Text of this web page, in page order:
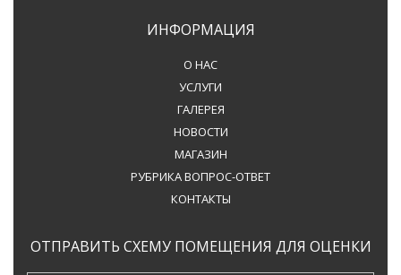
ИНФОРМАЦИЯ
О НАС
УСЛУГИ
ГАЛЕРЕЯ
НОВОСТИ
МАГАЗИН
РУБРИКА ВОПРОС-ОТВЕТ
КОНТАКТЫ
ОТПРАВИТЬ СХЕМУ ПОМЕЩЕНИЯ ДЛЯ ОЦЕНКИ